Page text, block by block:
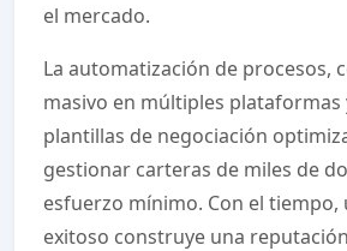
el mercado.
La automatización de procesos,
masivo en múltiples plataformas
plantillas de negociación
gestionar carteras de miles de
esfuerzo mínimo. Con el tiempo,
exitoso construye una